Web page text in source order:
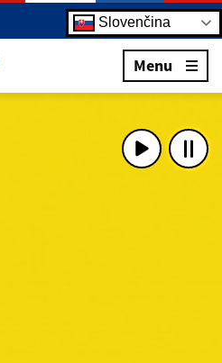
Slovenčina
Menu